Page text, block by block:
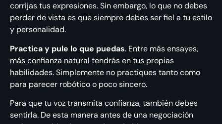
corrijas tus expresiones. Sin embargo, lo que no debes
perder de vista es que siempre debes ser fiel a tu estilo
y personalidad.
Practica y pule lo que puedas. Entre más ensayes,
más confianza natural tendrás en tus propias
habilidades. Simplemente no practiques tanto como
para parecer robótico o poco sincero.
Para que tu voz transmita confianza, también debes
sentirla. De esta manera antes de una negociación